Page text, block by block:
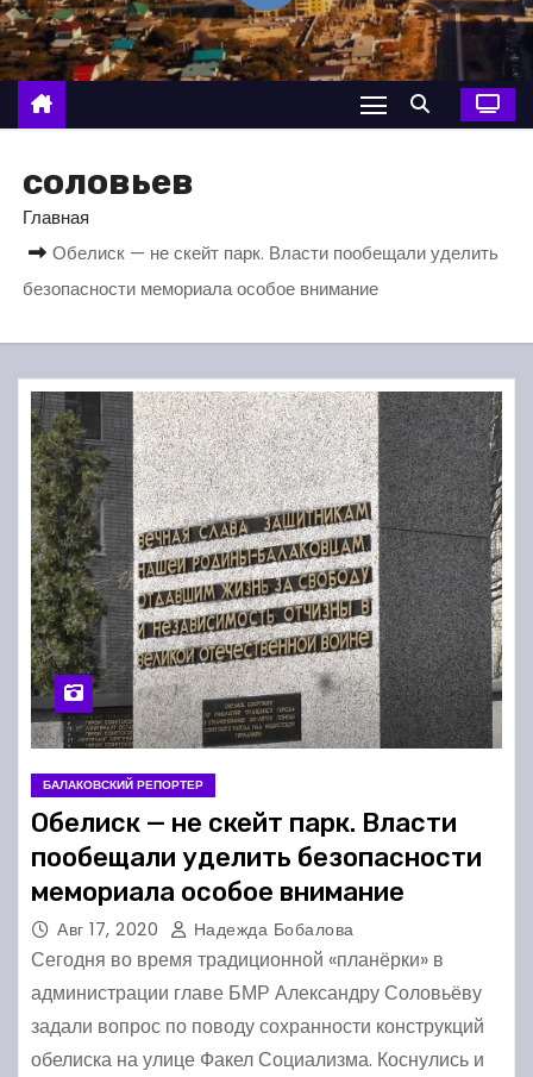
о
м
у
соловьев
Главная
Обелиск — не скейт парк. Власти пообещали уделить
безопасности мемориала особое внимание
БАЛАКОВСКИЙ РЕПОРТЕР
Обелиск — не скейт парк. Власти
пообещали уделить безопасности
мемориала особое внимание
Авг 17, 2020 Надежда Бобалова
Сегодня во время традиционной «планёрки» в
администрации главе БМР Александру Соловьёву
задали вопрос по поводу сохранности конструкций
обелиска на улице Факел Социализма. Коснулись и